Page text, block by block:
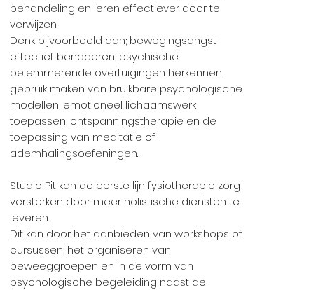
behandeling en leren effectiever door te
verwijzen.
Denk bijvoorbeeld aan; bewegingsangst
effectief benaderen, psychische
belemmerende overtuigingen herkennen,
gebruik maken van bruikbare psychologische
modellen, emotioneel lichaamswerk
toepassen, ontspanningstherapie en de
toepassing van meditatie of
ademhalingsoefeningen.
Studio Pit kan de eerste lijn fysiotherapie zorg
versterken door meer holistische diensten te
leveren.
Dit kan door het aanbieden van workshops of
cursussen, het organiseren van
beweeggroepen en in de vorm van
psychologische begeleiding naast de